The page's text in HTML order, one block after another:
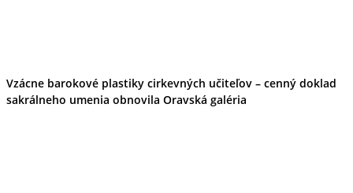
Vzácne barokové plastiky cirkevných učiteľov – cenný doklad
sakrálneho umenia obnovila Oravská galéria